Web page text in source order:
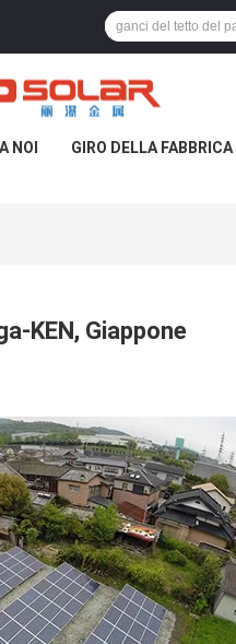
NOI GIRO DELLA FABBRICA
KEN, Giappone